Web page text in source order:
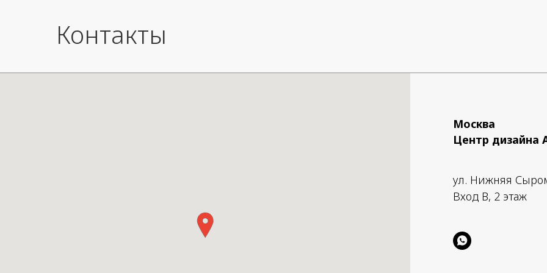
Контакты
Москва
Центр дизайна
ул. Нижняя
Вход B, 2 этаж